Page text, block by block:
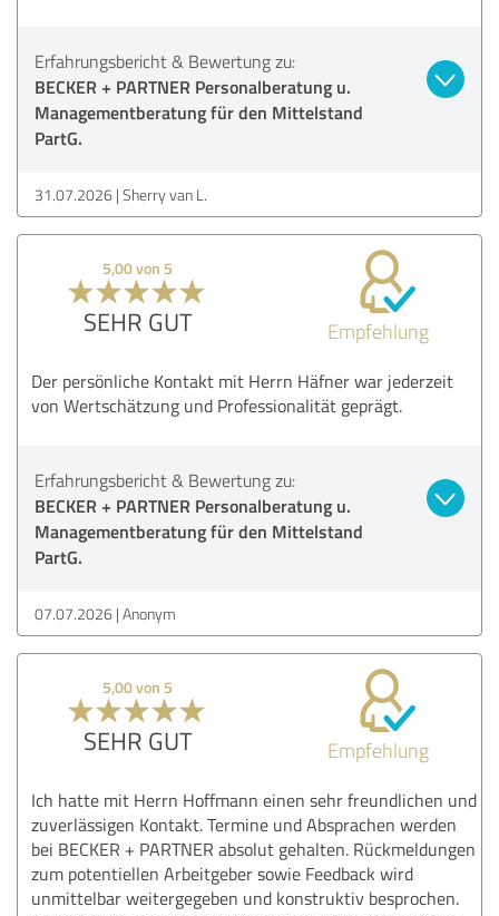
Erfahrungsbericht & Bewertung zu:
BECKER + PARTNER Personalberatung u.
Managementberatung für den Mittelstand
PartG.
31.07.2026 Sherry van L.
5,00 von 5
SEHR GUT Empfehlung
Der persönliche Kontakt mit Herrn Häfner war jederzeit
von Wertschätzung und Professionalität geprägt.
Erfahrungsbericht & Bewertung zu:
BECKER + PARTNER Personalberatung u.
Managementberatung für den Mittelstand
PartG.
07.07.2026 Anonym
5,00 von 5
SEHR GUT Empfehlung
Ich hatte mit Herrn Hoffmann einen sehr freundlichen und
zuverlässigen Kontakt. Termine und Absprachen werden
bei BECKER + PARTNER absolut gehalten. Rückmeldungen
zum potentiellen Arbeitgeber sowie Feedback wird
unmittelbar weitergegeben und konstruktiv besprochen.